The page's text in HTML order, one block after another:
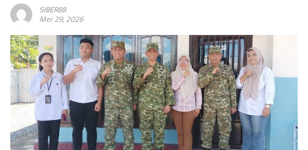
SIBER88
Mei 29, 2026